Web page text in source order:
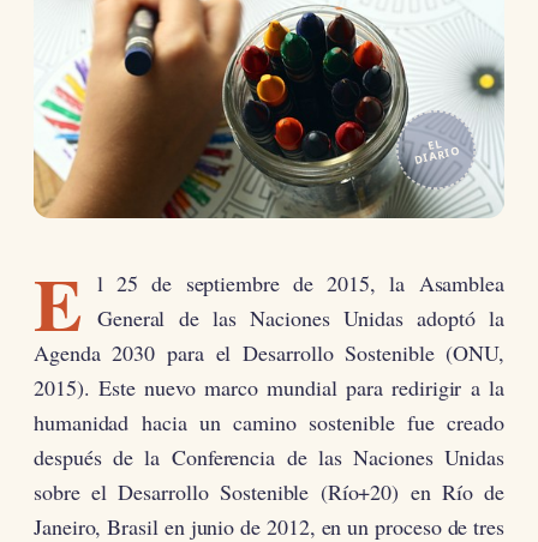
EL
DIARIO
E l 25 de septiembre de 2015, la Asamblea
General de las Naciones Unidas adoptó la
Agenda 2030 para el Desarrollo Sostenible (ONU,
2015). Este nuevo marco mundial para redirigir a la
humanidad hacia un camino sostenible fue creado
después de la Conferencia de las Naciones Unidas
sobre el Desarrollo Sostenible (Río+20) en Río de
Janeiro, Brasil en junio de 2012, en un proceso de tres